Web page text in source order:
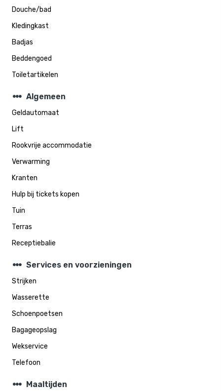
Douche/bad
Kledingkast
Badjas
Beddengoed
Toiletartikelen
steppers Algemeen
Geldautomaat
Lift
Rookvrije accommodatie
Verwarming
Kranten
Hulp bij tickets kopen
Tuin
Terras
Receptiebalie
steppers Services en voorzieningen
Strijken
Wasserette
Schoenpoetsen
Bagageopslag
Wekservice
Telefoon
steppers Maaltijden